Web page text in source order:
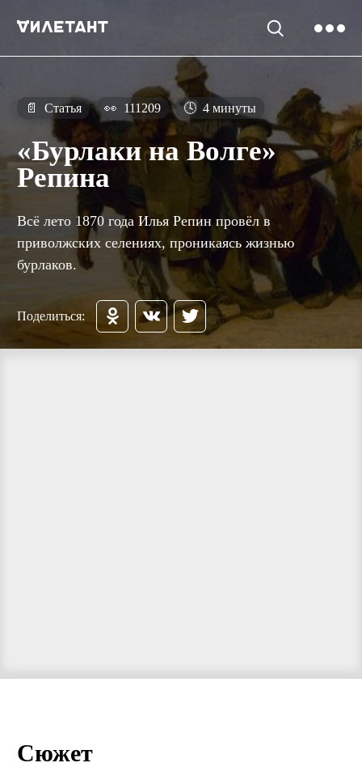
📄 Статья 👀 111209 🕓 4 минуты
«Бурлаки на Волге»
Репина
Всё лето 1870 года Илья Репин провёл в
приволжских селениях, проникаясь жизнью
бурлаков.
Поделиться:
Сюжет